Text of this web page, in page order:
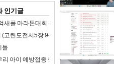
인기글
새풀 마라톤대회 접수 일정 및 참가 정보
고린도전서5장 9-13절)
들
리 아이 예방접종 챙기셨나요? 천안시 무료